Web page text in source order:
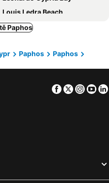
Louis Ledra Beach
Mayfair Gardens
Coral Beach Hotel & Resort
Bella Rosa
Alexander The Great Beach Hotel
Mayfair Hotel
Paphos
Paphos
Paphos
Facebook
Twitter